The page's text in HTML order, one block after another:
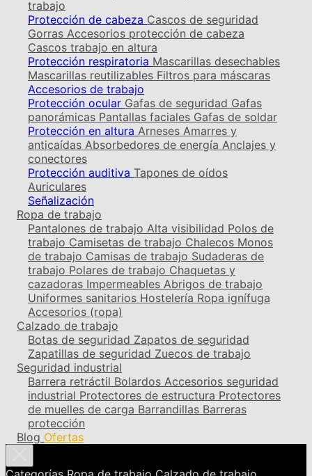
trabajo
Protección de cabeza Cascos de seguridad
Gorras Accesorios protección de cabeza
Cascos trabajo en altura
Protección respiratoria Mascarillas desechables
Mascarillas reutilizables Filtros para máscaras
Accesorios de trabajo
Protección ocular Gafas de seguridad Gafas
panorámicas Pantallas faciales Gafas de soldar
Protección en altura Arneses Amarres y
anticaídas Absorbedores de energía Anclajes y
conectores
Protección auditiva Tapones de oídos
Auriculares
Señalización
Ropa de trabajo
Pantalones de trabajo Alta visibilidad Polos de
trabajo Camisetas de trabajo Chalecos Monos
de trabajo Camisas de trabajo Sudaderas de
trabajo Polares de trabajo Chaquetas y
cazadoras Impermeables Abrigos de trabajo
Uniformes sanitarios Hostelería Ropa ignífuga
Accesorios (ropa)
Calzado de trabajo
Botas de seguridad Zapatos de seguridad
Zapatillas de seguridad Zuecos de trabajo
Seguridad industrial
Barrera retráctil Bolardos Accesorios seguridad
industrial Protectores de estructura Protectores
de muelles de carga Barrandillas Barreras
protección
Blog Ofertas